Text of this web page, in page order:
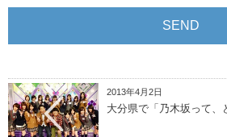
2013年4月2日
大分県で「乃木坂って、